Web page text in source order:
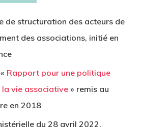
de structuration des acteurs de
des associations, initié en
Rapport pour une politique
vie associative » remis au
en 2018
du 28 avril 2022,